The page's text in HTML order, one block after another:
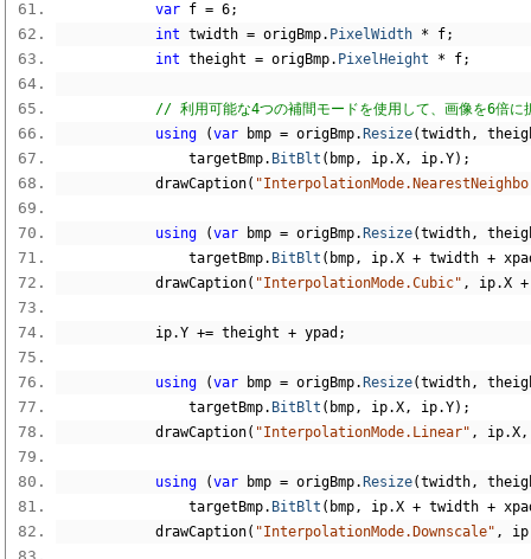
var f = 6;
int twidth = origBmp. PixelWidth * f;
int theight = origBmp. PixelHeight * f;
// 利用可能な4つの補間モードを使用して、画像を6倍に
using
(var bmp = origBmp. Resize(twidth,
                targetBmp
. BitBlt ( bmp, ip.X, ip.Y);
            drawCaption
(
using (var bmp = origBmp. Resize(twidth,
                targetBmp
. BitBlt ( bmp, ip.X + twidth +
            drawCaption
( "InterpolationMode.Cubic" , ip.X +
            ip
.Y += theight + ypad ;
using (var bmp = origBmp. Resize(twidth,
                targetBmp
. BitBlt ( bmp, ip.X, ip.Y);
            drawCaption
( "InterpolationMode.Linear" , ip.X,
using (var bmp = origBmp. Resize(twidth,
                targetBmp
. BitBlt ( bmp, ip.X + twidth +
            drawCaption
( "InterpolationMode.Downscale" , ip